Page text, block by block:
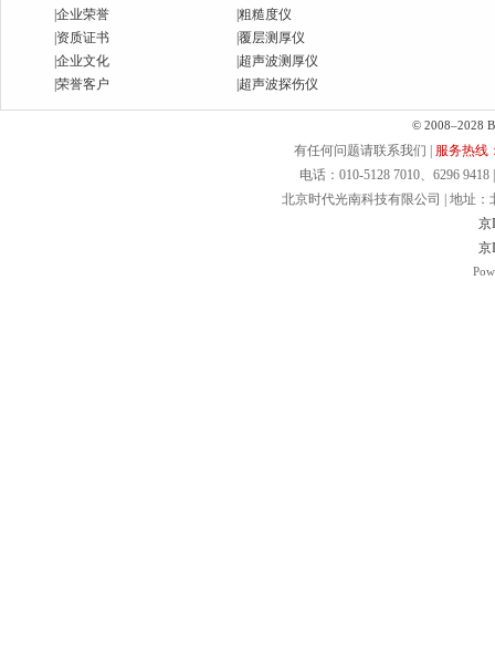
企业荣誉
资质证书
企业文化
荣誉客户
粗糙度仪
覆层测厚仪
超声波测厚仪
超声波探伤仪
© 2008–2028
有任何问题请联系我们 | 服务热线
电话：010-5128 7010、6296 9418
北京时代光南科技有限公司 | 地址：
京
京